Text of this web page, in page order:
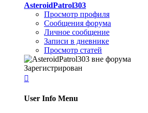
AsteroidPatrol303
Просмотр профиля
Сообщения форума
Личное сообщение
Записи в дневнике
Просмотр статей
Зарегистрирован

User Info Menu